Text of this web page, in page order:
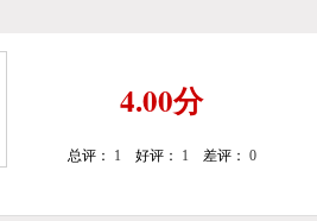
4.00分
总评： 1 好评： 1 差评： 0